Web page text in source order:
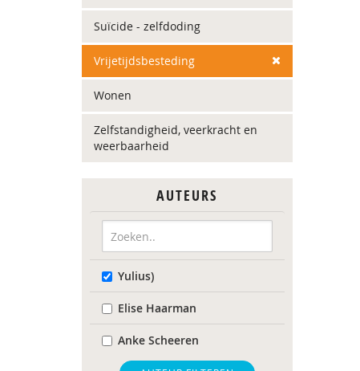
Suïcide - zelfdoding
Vrijetijdsbesteding
Wonen
Zelfstandigheid, veerkracht en
weerbaarheid
AUTEURS
Yulius)
Elise Haarman
Anke Scheeren